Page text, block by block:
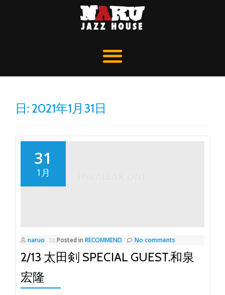
日: 2021年1月31日
31
1月
naruo Posted in RECOMMEND No comments
2/13 太田剣 SPECIAL GUEST.和泉
宏隆